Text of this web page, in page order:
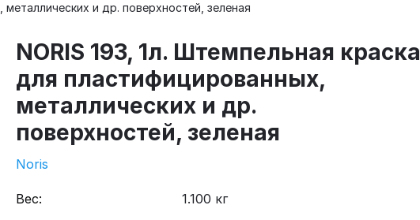
и др. поверхностей, зеленая
NORIS 193, 1л. Штемпельная краска
для пластифицированных,
металлических и др.
поверхностей, зеленая
Noris
Вес: 1.100 кг